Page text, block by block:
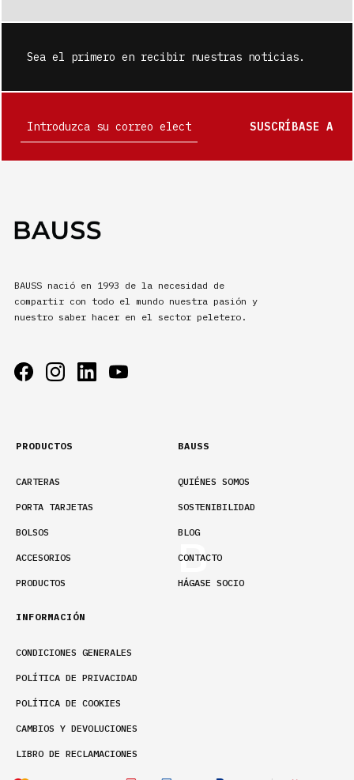
Sea el primero en recibir nuestras noticias.
SUSCRÍBASE A
BAUSS nació en 1993 de la necesidad de
compartir con todo el mundo nuestra pasión y
nuestro saber hacer en el sector peletero.
PRODUCTOS
CARTERAS
PORTA TARJETAS
BOLSOS
ACCESORIOS
PRODUCTOS
BAUSS
QUIÉNES SOMOS
SOSTENIBILIDAD
BLOG
CONTACTO
HÁGASE SOCIO
INFORMACIÓN
CONDICIONES GENERALES
POLÍTICA DE PRIVACIDAD
POLÍTICA DE COOKIES
CAMBIOS Y DEVOLUCIONES
LIBRO DE RECLAMACIONES